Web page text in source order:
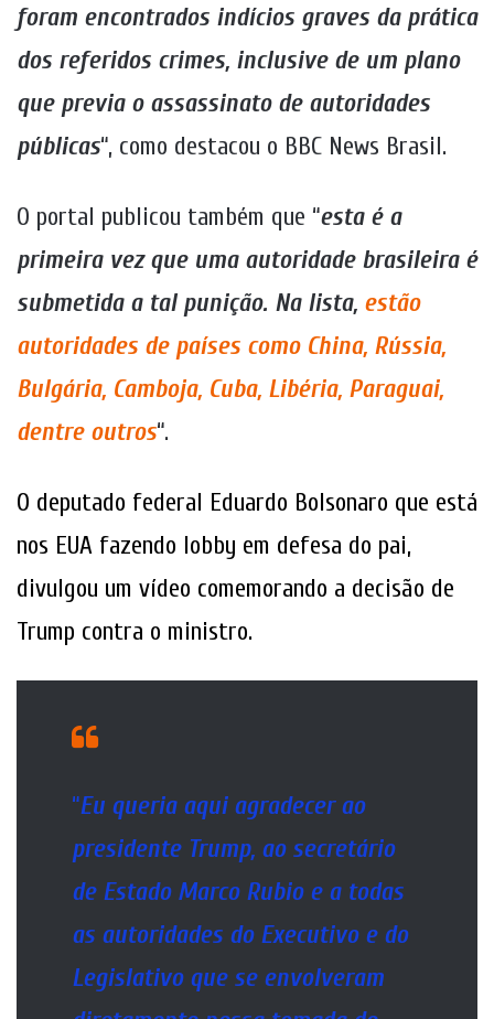
foram encontrados indícios graves da prática
dos referidos crimes, inclusive de um plano
que previa o assassinato de autoridades
públicas“, como destacou o BBC News Brasil.
O portal publicou também que “esta é a
primeira vez que uma autoridade brasileira é
submetida a tal punição. Na lista, estão
autoridades de países como China, Rússia,
Bulgária, Camboja, Cuba, Libéria, Paraguai,
dentre outros“.
O deputado federal Eduardo Bolsonaro que está
nos EUA fazendo lobby em defesa do pai,
divulgou um vídeo comemorando a decisão de
Trump contra o ministro.
“Eu queria aqui agradecer ao
presidente Trump, ao secretário
de Estado Marco Rubio e a todas
as autoridades do Executivo e do
Legislativo que se envolveram